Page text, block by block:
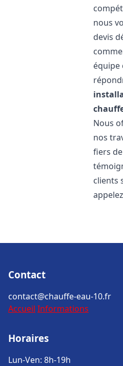
nous
devis
équipe
Nous
nos
fiers
clients
Contact
contact@chauffe-eau-10.fr
Accueil Informations
Horaires
Lun-Ven: 8h-19h